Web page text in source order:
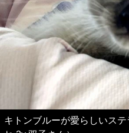
キトンブルーが愛らしいス